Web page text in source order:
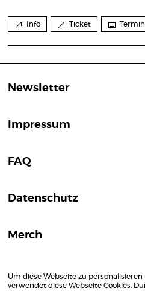
Info Ticket
Newsletter
Impressum
FAQ
Datenschutz
Merch
Um diese Webseite zu personalisieren
verwendet diese Webseite Cookies.